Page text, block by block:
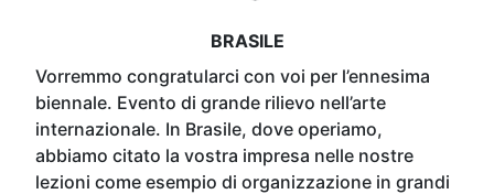
BRASILE
Vorremmo congratularci con voi per l’ennesima
biennale. Evento di grande rilievo nell’arte
internazionale. In Brasile, dove operiamo,
abbiamo citato la vostra impresa nelle nostre
lezioni come esempio di organizzazione in grandi